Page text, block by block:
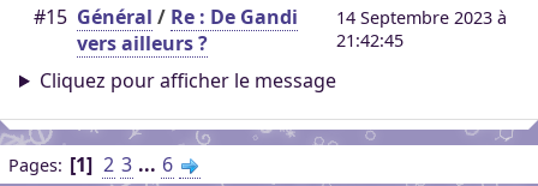
#15 Général / Re : De Gandi
vers ailleurs ?
14 Septembre 2023 à
21:42:45
Cliquez pour afficher le message
Pages 1 2 3 ... 6